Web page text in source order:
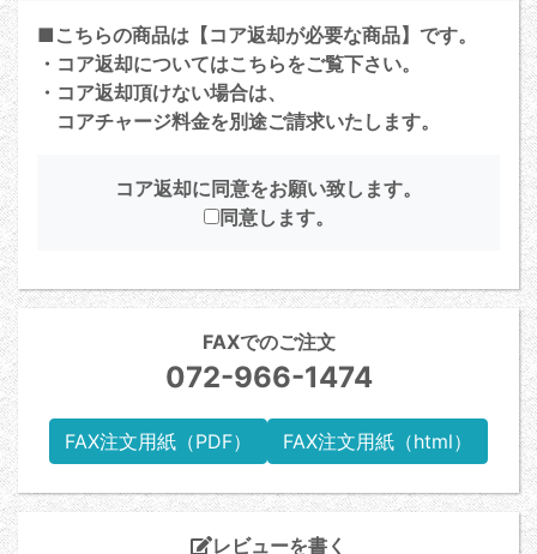
■こちらの商品は【コア返却が必要な商品】です。
・コア返却についてはこちらをご覧下さい。
・コア返却頂けない場合は、
コアチャージ料金を別途ご請求いたします。
コア返却に同意をお願い致します。
同意します。
FAXでのご注文
072-966-1474
FAX注文用紙（PDF） FAX注文用紙（html）
レビューを書く